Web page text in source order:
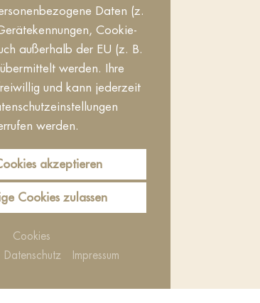
Daten (z.
Cookie-
außerhalb der EU (z. B.
werden. Ihre
und kann jederzeit
werden.
akzeptieren
Cookies zulassen
Cookies
Datenschutz Impressum
COOKIES
KONTAKT INFOS AGB